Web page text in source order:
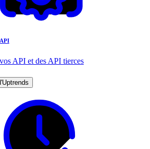
API et des API tierces